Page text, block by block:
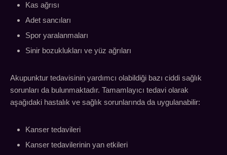
Kas ağrısı
Adet sancıları
Spor yaralanmaları
Sinir bozuklukları ve yüz ağrıları
Akupunktur tedavisinin yardımcı olabildiği bazı ciddi sağlık
sorunları da bulunmaktadır. Tamamlayıcı tedavi olarak
aşağıdaki hastalık ve sağlık sorunlarında da uygulanabilir:
Kanser tedavileri
Kanser tedavilerinin yan etkileri